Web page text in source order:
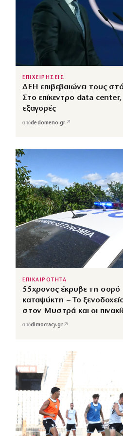
ΕΠΙΧΕΙΡΗΣΕΙΣ
ΔΕΗ επιβεβαιώνει τους
Στο επίκεντρο data
εξαγορές
απόdedomeno.gr ↗
ΕΠΙΚΑΙΡΟΤΗΤΑ
55χρονος έκρυβε τη
καταψύκτη – Το
στον Μυστρά και οι
απόdimocracy.gr↗